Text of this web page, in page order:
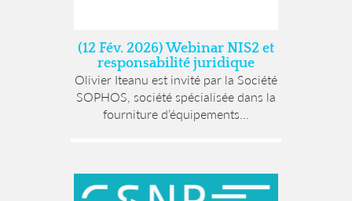
(12 Fév. 2026) Webinar NIS2 et
responsabilité juridique
Olivier Iteanu est invité par la Société
SOPHOS, société spécialisée dans la
fourniture d’équipements...